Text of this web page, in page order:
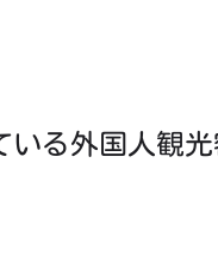
る外国人観光